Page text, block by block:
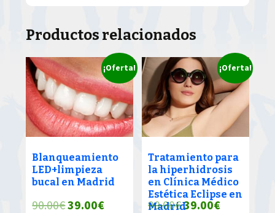
Productos relacionados
¡Oferta!
Blanqueamiento
LED+limpieza
bucal en Madrid
90.00€El
39.00€El
¡Oferta!
Tratamiento para
la hiperhidrosis
en Clínica Médico
Estética Eclipse en
Madrid
90.00€El
39.00€El